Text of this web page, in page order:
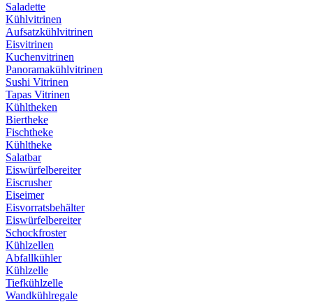
Saladette
Kühlvitrinen
Aufsatzkühlvitrinen
Eisvitrinen
Kuchenvitrinen
Panoramakühlvitrinen
Sushi Vitrinen
Tapas Vitrinen
Kühltheken
Biertheke
Fischtheke
Kühltheke
Salatbar
Eiswürfelbereiter
Eiscrusher
Eiseimer
Eisvorratsbehälter
Eiswürfelbereiter
Schockfroster
Kühlzellen
Abfallkühler
Kühlzelle
Tiefkühlzelle
Wandkühlregale